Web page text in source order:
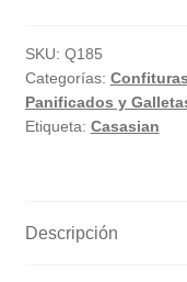
SKU: Q185
Categorías:
Panificados y
Etiqueta: Casasian
Descripción